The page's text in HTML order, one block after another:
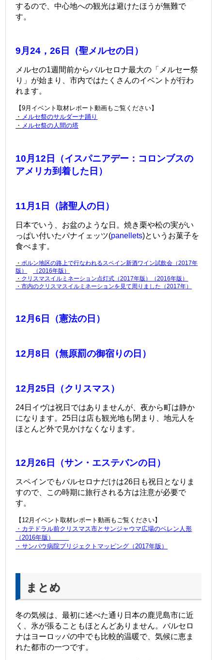
するので、中心地への観光は避けたほうが無難で
す。
9月24，26日（聖メルセの日）
メルセの1週間前からバルセロナ最大の「メルセー祭
り」が始まり、市内ではたくさんのイベントが行わ
れます。
【9月イベント取材レポート動画もご覧ください】
・ メルセ祭のサルダーナ踊り
・ メルセ祭の人間の塔
10月12日（イスパニアデー：コロンブスの
アメリカ到着した日）
11月1日（諸聖人の日）
日本でいう、お盆のような日。焼き栗や松の実がい
っぱい付いたパナイェッツ(panellets)というお菓子を
食べます。
・ボルン地区の路上で行なわれるスペイン新酒ワイン試飲会（2017年
版）
（2016年版）
・ クリスマスイルミネーション点灯式（2017年版）
（2016年版）
・市内のクリスマスイルミネーションを見て周りました（2017年）
12月6日（憲法の日）
12月8日（無原罰の御宿りの日）
12月25日（クリスマス）
24日イヴは祝日ではありませんが、夜から町は静か
になります。 25日は店も観光地も閉まり、地元人を
ほとんど外で見かけなくなります。
12月26日（サン・エステバンの日）
スペインでもバルセロナだけは26日も祝日となりま
すので、この時期に旅行される方は注意が必要で
す。
【12月イベント取材レポート動画もご覧ください】
・ カテドラル前クリスマス市とサンジャウマ広場のベレン人形
（2016年版）
・サンパウ病院プリジェクトマッピング（2017年版）
まとめ
冬の気候は、最初に述べた通り日本の鹿児島市に近
く、氷が張ることもほとんどありません。バルセロ
ナはヨーロッパの中でも比較的温暖で、気候に恵ま
れた都市の一つです。